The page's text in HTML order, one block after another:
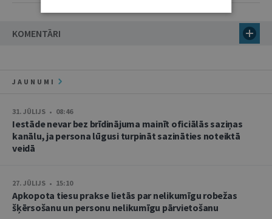
KOMENTĀRI
JAUNUMI
31. JŪLIJS • 08:46
Iestāde nevar bez brīdinājuma mainīt oficiālās saziņas
kanālu, ja persona lūgusi turpināt sazināties noteiktā
veidā
27. JŪLIJS • 15:10
Apkopota tiesu prakse lietās par nelikumīgu robežas
šķērsošanu un personu nelikumīgu pārvietošanu